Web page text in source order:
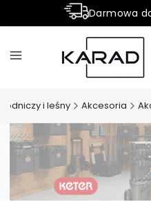
Darmowa
Rabaty -50%
i leśny Akcesoria